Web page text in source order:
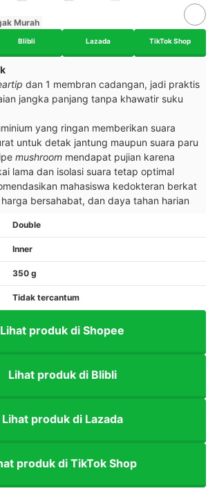
Murah
Blibli Lazada TikTok Shop
dan 1 membran cadangan, jadi praktis
jangka panjang tanpa khawatir suku
yang ringan memberikan suara
untuk detak jantung maupun suara paru
mushroom mendapat pujian karena
lama dan isolasi suara tetap optimal
mahasiswa kedokteran berkat
bersahabat, dan daya tahan harian
Double
Inner
350 g
Tidak tercantum
Lihat produk di Shopee
Lihat produk di Blibli
Lihat produk di Lazada
produk di TikTok Shop